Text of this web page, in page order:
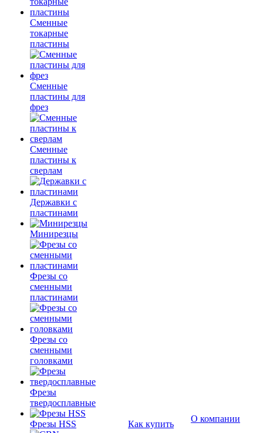
Сменные
токарные
пластины
Сменные
пластины для
фрез
Сменные
пластины к
сверлам
Державки с
пластинами
Минирезцы
Фрезы со
сменными
пластинами
Фрезы со
сменными
головками
Фрезы
твердосплавные
Фрезы HSS
Как купить
О компании